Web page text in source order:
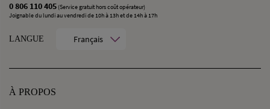
0 806 110 405 (Service gratuit hors coût opérateur)
Joignable du lundi au vendredi de 10h à 13h et de 14h à 17h
LANGUE Français
À PROPOS